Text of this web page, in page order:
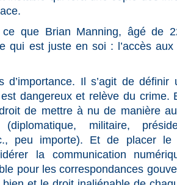
ce que Brian Manning, âgé de
qui est juste en soi : l’accès
d’importance. Il s’agit de
dangereux et relève du crime.
de mettre à nu de manière
(diplomatique, militaire,
peu importe). Et de placer
la communication
pour les correspondances